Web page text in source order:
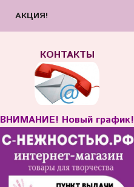
АКЦИЯ!
КОНТАКТЫ
ВНИМАНИЕ! Новый график!